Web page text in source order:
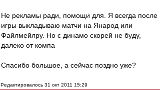
Не рекламы ради, помощи для. Я всегда после
игры выкладываю матчи на Янарод или
Файлмейлру. Но с динамо скорей не буду,
далеко от компа
Спасибо большое, а сейчас поздно уже?
Редактировалось 31 окт 2011 15:29